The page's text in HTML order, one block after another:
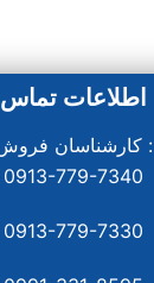
اطلاعات تماس
کارشناسان فروش :
0913-779-7340
0913-779-7330